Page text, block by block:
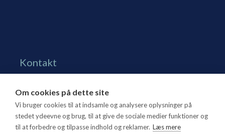
Kontakt
1270 Kbh. K
Tlf. 70 15 95 00
dtl@dtl.eu
Om cookies på dette site
Vi bruger cookies til at indsamle og analysere oplysninger på
stedet ydeevne og brug, til at give de sociale medier funktioner og
til at forbedre og tilpasse indhold og reklamer. Læs mere